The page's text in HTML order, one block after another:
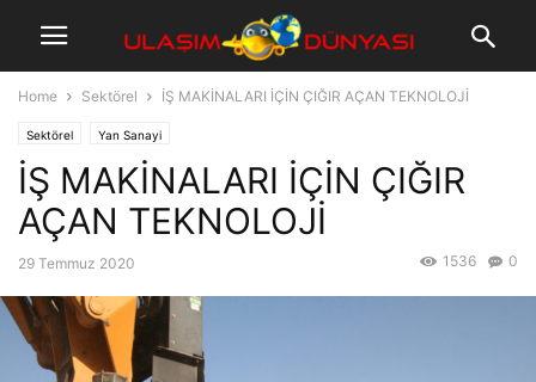
Home Sektörel İŞ MAKİNALARI İÇİN ÇIĞIR AÇAN TEKNOLOJİ
Sektörel Yan Sanayi
İŞ MAKİNALARI İÇİN ÇIĞIR
AÇAN TEKNOLOJİ
29 Temmuz 2020 0
1536